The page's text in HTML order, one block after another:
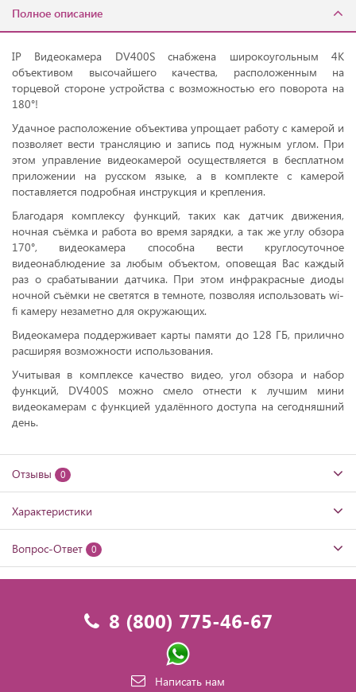
Полное описание
IP Видеокамера DV400S снабжена широкоугольным 4К
объективом высочайшего качества, расположенным на
торцевой стороне устройства с возможностью его поворота на
180°!
Удачное расположение объектива упрощает работу с камерой и
позволяет вести трансляцию и запись под нужным углом. При
этом управление видеокамерой осуществляется в бесплатном
приложении на русском языке, а в комплекте с камерой
поставляется подробная инструкция и крепления.
Благодаря комплексу функций, таких как датчик движения,
ночная съёмка и работа во время зарядки, а так же углу обзора
170°, видеокамера способна вести круглосуточное
видеонаблюдение за любым объектом, оповещая Вас каждый
раз о срабатывании датчика. При этом инфракрасные диоды
ночной съёмки не светятся в темноте, позволяя использовать wi-
fi камеру незаметно для окружающих.
Видеокамера поддерживает карты памяти до 128 ГБ, прилично
расширяя возможности использования.
Учитывая в комплексе качество видео, угол обзора и набор
функций, DV400S можно смело отнести к лучшим мини
видеокамерам с функцией удалённого доступа на сегодняшний
день.
Отзывы 0
Характеристики
Вопрос-Ответ 0
8 (800) 775-46-67
Написать нам